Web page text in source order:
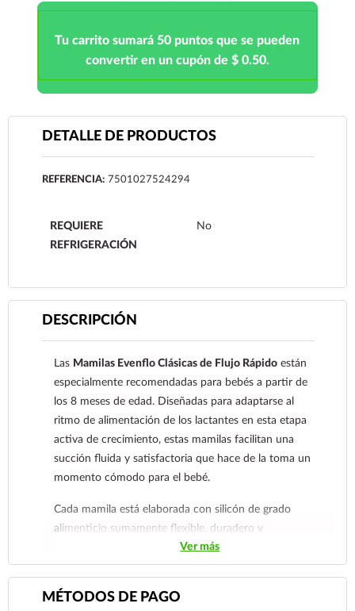
Tu carrito sumará 50 puntos que se pueden
convertir en un cupón de $ 0.50.
DETALLE DE PRODUCTOS
REFERENCIA: 7501027524294
REQUIERE
REFRIGERACIÓN
No
DESCRIPCIÓN
Las Mamilas Evenflo Clásicas de Flujo Rápido están
especialmente recomendadas para bebés a partir de
los 8 meses de edad. Diseñadas para adaptarse al
ritmo de alimentación de los lactantes en esta etapa
activa de crecimiento, estas mamilas facilitan una
succión fluida y satisfactoria que hace de la toma un
momento cómodo para el bebé.
Cada mamila está elaborada con silicón de grado
alimenticio sumamente flexible, duradero y
completamente libre de BPA, garantizando la salud del
lactante. Su diseño ergonómico de cuello clásico de
Evenflo incorpora ranuras que ayudan a reducir el
paso de burbujas de aire hacia la pancita de tu
Ver más
MÉTODOS DE PAGO